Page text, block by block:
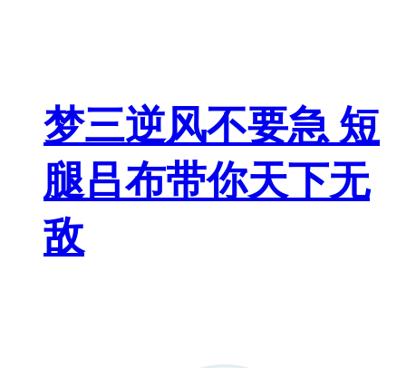
梦三逆风不要急 短
腿吕布带你天下无
敌